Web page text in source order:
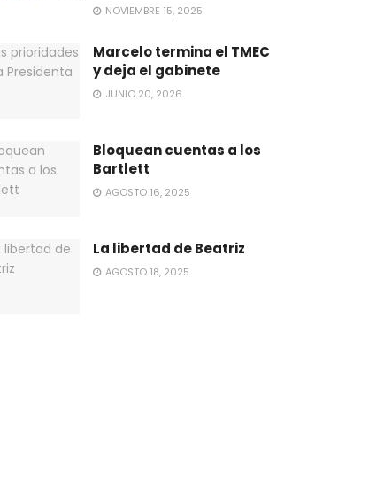
NOVIEMBRE 15, 2025
Marcelo termina el TMEC
y deja el gabinete
JUNIO 20, 2026
Bloquean cuentas a los
Bartlett
AGOSTO 16, 2025
La libertad de Beatriz
AGOSTO 18, 2025